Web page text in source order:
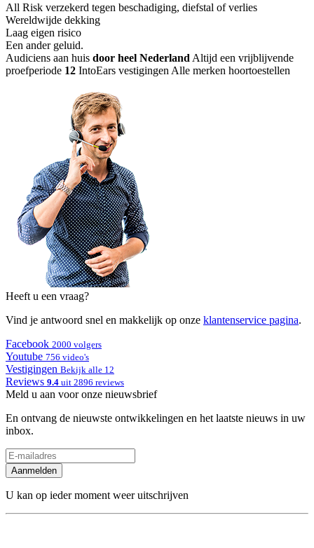
All Risk verzekerd tegen beschadiging, diefstal of verlies
Wereldwijde dekking
Laag eigen risico
Een ander geluid.
Audiciens aan huis door heel Nederland Altijd een vrijblijvende
proefperiode 12 IntoEars vestigingen Alle merken hoortoestellen
Heeft u een vraag?
Vind je antwoord snel en makkelijk op onze klantenservice pagina.
Facebook 2000 volgers
Youtube 756 video's
Vestigingen Bekijk alle 12
Reviews 9.4 uit 2896 reviews
Meld u aan voor onze nieuwsbrief
En ontvang de nieuwste ontwikkelingen en het laatste nieuws in uw
inbox.
Aanmelden
U kan op ieder moment weer uitschrijven